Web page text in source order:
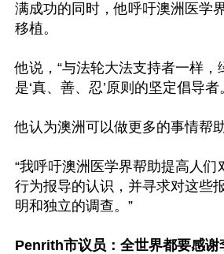
满成功的同时，他呼吁澳洲医学
移植。
他说，“与法轮大法支持者一样，
是‘真、善、忍’原则的坚定倡导者
他认为澳洲可以做更多的事情帮
“我呼吁澳洲医学界帮助提高人们
行为报导的认识，并寻求对这些
明和独立的调查。”
Penrith市议员：全世界都要感谢